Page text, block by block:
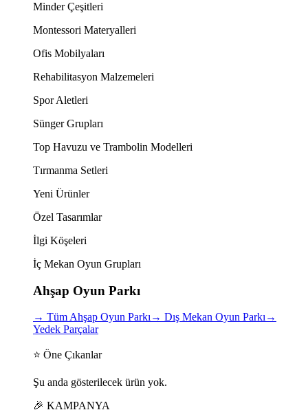
Minder Çeşitleri
Montessori Materyalleri
Ofis Mobilyaları
Rehabilitasyon Malzemeleri
Spor Aletleri
Sünger Grupları
Top Havuzu ve Trambolin Modelleri
Tırmanma Setleri
Yeni Ürünler
Özel Tasarımlar
İlgi Köşeleri
İç Mekan Oyun Grupları
Ahşap Oyun Parkı
→ Tüm Ahşap Oyun Parkı→ Dış Mekan Oyun Parkı→
Yedek Parçalar
⭐ Öne Çıkanlar
Şu anda gösterilecek ürün yok.
🎉 KAMPANYA